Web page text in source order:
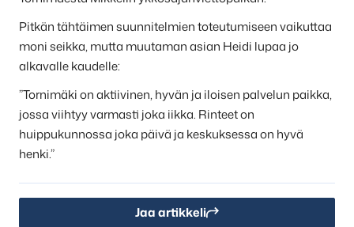
Pitkän tähtäimen suunnitelmien toteutumiseen vaikuttaa
moni seikka, mutta muutaman asian Heidi lupaa jo
alkavalle kaudelle:
”Tornimäki on aktiivinen, hyvän ja iloisen palvelun paikka,
jossa viihtyy varmasti joka iikka. Rinteet on
huippukunnossa joka päivä ja keskuksessa on hyvä
henki.”
Jaa artikkeli